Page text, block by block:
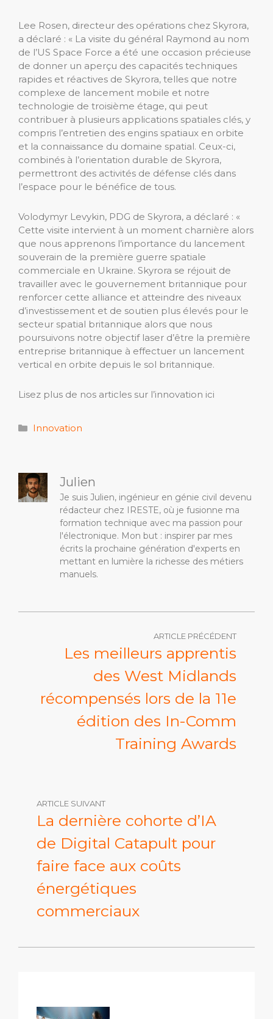
Lee Rosen, directeur des opérations chez Skyrora,
a déclaré : « La visite du général Raymond au nom
de l’US Space Force a été une occasion précieuse
de donner un aperçu des capacités techniques
rapides et réactives de Skyrora, telles que notre
complexe de lancement mobile et notre
technologie de troisième étage, qui peut
contribuer à plusieurs applications spatiales clés, y
compris l’entretien des engins spatiaux en orbite
et la connaissance du domaine spatial. Ceux-ci,
combinés à l’orientation durable de Skyrora,
permettront des activités de défense clés dans
l’espace pour le bénéfice de tous.
Volodymyr Levykin, PDG de Skyrora, a déclaré : «
Cette visite intervient à un moment charnière alors
que nous apprenons l’importance du lancement
souverain de la première guerre spatiale
commerciale en Ukraine. Skyrora se réjouit de
travailler avec le gouvernement britannique pour
renforcer cette alliance et atteindre des niveaux
d’investissement et de soutien plus élevés pour le
secteur spatial britannique alors que nous
poursuivons notre objectif laser d’être la première
entreprise britannique à effectuer un lancement
vertical en orbite depuis le sol britannique.
Lisez plus de nos articles sur l’innovation ici
Catégories
Innovation
Julien
Je suis Julien, ingénieur en génie civil devenu
rédacteur chez IRESTE, où je fusionne ma
formation technique avec ma passion pour
l'électronique. Mon but : inspirer par mes
écrits la prochaine génération d'experts en
mettant en lumière la richesse des métiers
manuels.
ARTICLE PRÉCÉDENT
Les meilleurs apprentis
des West Midlands
récompensés lors de la 11e
édition des In-Comm
Training Awards
ARTICLE SUIVANT
La dernière cohorte d’IA
de Digital Catapult pour
faire face aux coûts
énergétiques
commerciaux